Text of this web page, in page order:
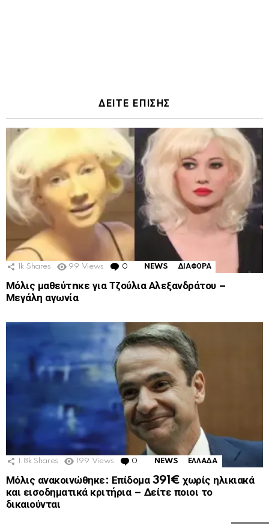
ΔΕΙΤΕ ΕΠΙΣΗΣ
1k Shares 99 Views 0 Comments
NEWS ΔΙΑΦΟΡΑ
Μόλις μαθεύτnκε για Τζούλια Αλεξανδράτου –
Μεγάλη αγωνία
1.8k Shares 199 Views 0 Comments
NEWS ΕΛΛΑΔΑ
Μόλις ανακοινώθηκε: Επίδομα 391€ χωρίς ηλικιακά
και εισοδηματικά κριτήρια – Δείτε ποιοι το
δικαιούνται